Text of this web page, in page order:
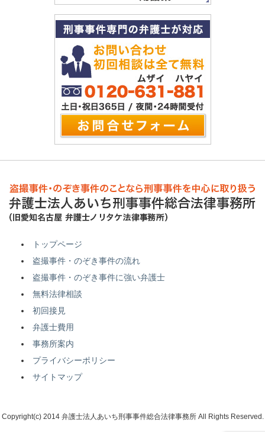
トップページ
盗撮事件・のぞき事件の流れ
盗撮事件・のぞき事件に強い弁護士
無料法律相談
初回接見
弁護士費用
事務所案内
プライバシーポリシー
サイトマップ
Copyright(c) 2014 弁護士法人あいち刑事事件総合法律事務所 All Rights Reserved.